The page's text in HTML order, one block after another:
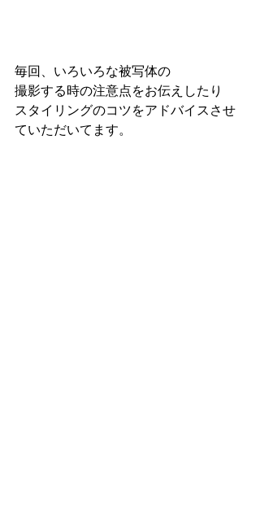
毎回、いろいろな被写体の
撮影する時の注意点をお伝えしたり
スタイリングのコツをアドバイスさせ
ていただいてます。